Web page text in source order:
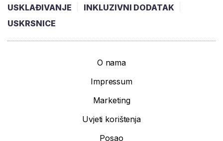
USKLAĐIVANJE
INKLUZIVNI DODATAK
USKRSNICE
O nama
Impressum
Marketing
Uvjeti korištenja
Posao